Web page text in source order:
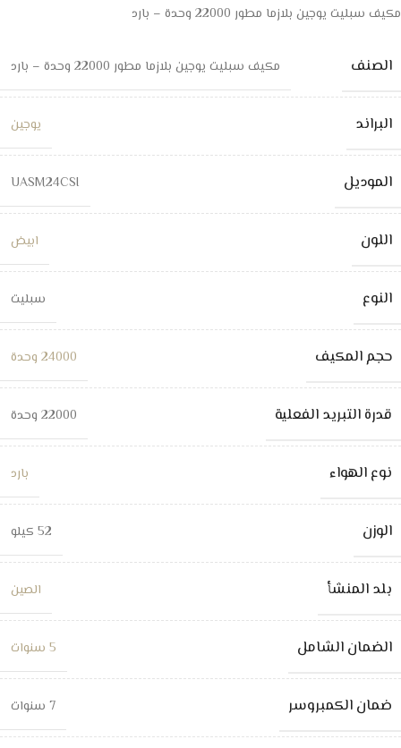
مكيف سبليت يوجين بلازما مطور 22000 وحدة – بارد
الصنف مكيف سبليت يوجين بلازما مطور 22000 وحدة – بارد
البراند يوجين
الموديل UASM24CSI
اللون ابيض
النوع سبليت
حجم المكيف 24000 وحدة
قدرة التبريد الفعلية 22000 وحدة
نوع الهواء بارد
الوزن 52 كيلو
بلد المنشأ الصين
الضمان الشامل 5 سنوات
ضمان الكمبروسر 7 سنوات